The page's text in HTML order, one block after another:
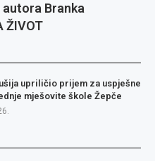
Branka
ŽIVOT
upriličio prijem za uspješne
mješovite škole Žepče